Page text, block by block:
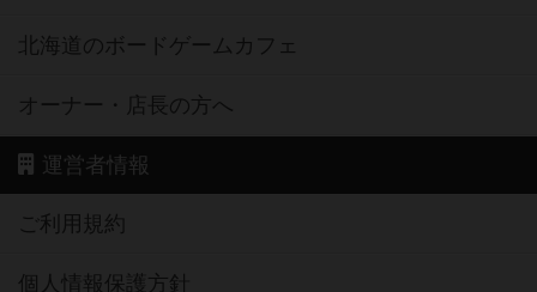
北海道のボードゲームカフェ
オーナー・店長の方へ
運営者情報
ご利用規約
個人情報保護方針